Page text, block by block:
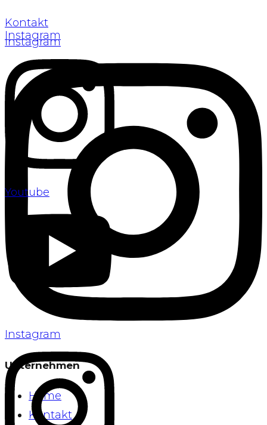
Kontakt
Instagram
Youtube
Instagram
Instagram
Unternehmen
Home
Kontakt